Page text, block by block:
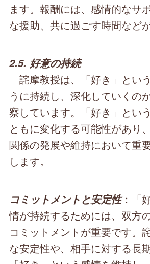
ます。報酬には、感情的なサ
な援助、共に過ごす時間など
2.5. 好意の持続
詫摩教授は、「好き」とい
うに持続し、深化していくの
察しています。「好き」とい
ともに変化する可能性があり
関係の発展や維持において重
します。
コミットメントと安定性：「
情が持続するためには、双方
コミットメントが重要です。
な安定性や、相手に対する長